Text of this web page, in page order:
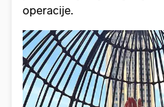
operacije.